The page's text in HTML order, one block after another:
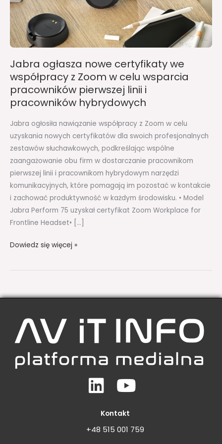
Jabra ogłasza nowe certyfikaty we
współpracy z Zoom w celu wsparcia
pracowników pierwszej linii i
pracowników hybrydowych
Jabra ogłosiła nawiązanie współpracy z Zoom w celu
uzyskania nowych certyfikatów dla swoich profesjonalnych
zestawów słuchawkowych, podkreślając wspólne
zaangażowanie obu firm w dostarczanie pracownikom
pierwszej linii i pracownikom hybrydowym narzędzi
komunikacyjnych, które pomagają im pozostać w kontakcie
i zachować produktywność w każdym środowisku. • Model
Jabra Perform 75 uzyskał certyfikat Zoom Workplace for
Frontline Headset• […]
współpracy
z
Zoom
w
celu
wsparcia
pracowników
pierwszej
linii
pracowników
hybrydowych
Dowiedz się więcej »
LinkedinYoutube
Kontakt
+48 515 001 759